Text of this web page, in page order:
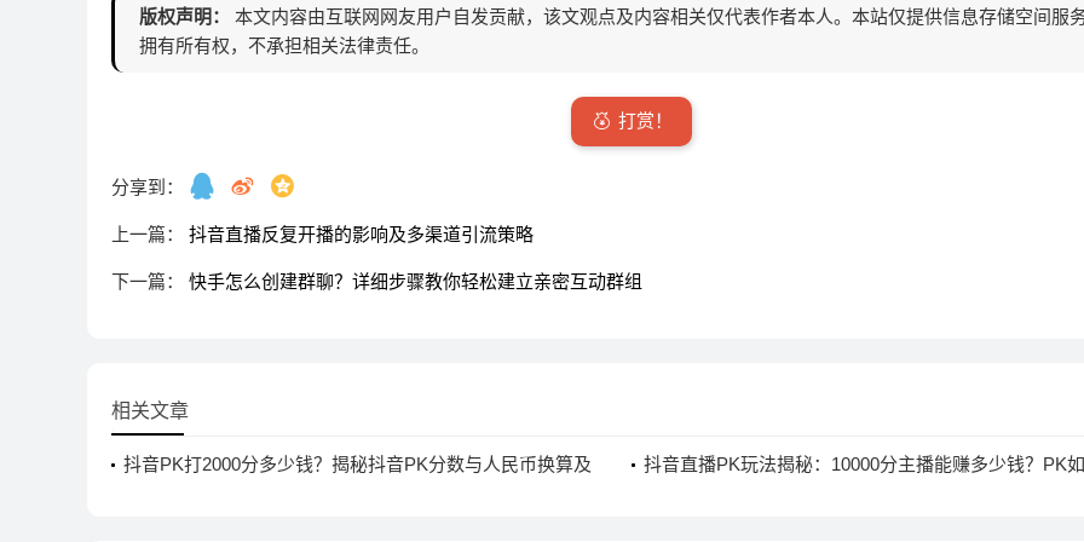
版权声明：
本文内容由互联网网友用户自发贡献，该文观点及内容相关仅代表作者本人。本站仅提供信息存储空间服
拥有所有权，不承担相关法律责任。
打赏！
分享到：
上一篇： 抖音直播反复开播的影响及多渠道引流策略
下一篇： 快手怎么创建群聊？详细步骤教你轻松建立亲密互动群组
相关文章
抖音PK打2000分多少钱？揭秘抖音PK分数与人民币换算及
抖音直播PK玩法揭秘：10000分主播能赚多少钱？PK